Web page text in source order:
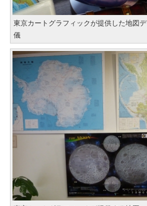
東京カートグラフィックが提供した地図
儀